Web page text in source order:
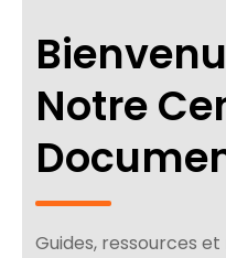
Notre
Guides, ressources